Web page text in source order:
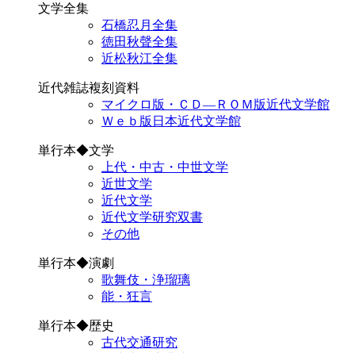
文学全集
石橋忍月全集
徳田秋聲全集
近松秋江全集
近代雑誌複刻資料
マイクロ版・ＣＤ―ＲＯＭ版近代文学館
Ｗｅｂ版日本近代文学館
単行本◆文学
上代・中古・中世文学
近世文学
近代文学
近代文学研究双書
その他
単行本◆演劇
歌舞伎・浄瑠璃
能・狂言
単行本◆歴史
古代交通研究